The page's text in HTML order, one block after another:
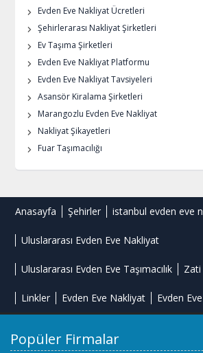
Evden Eve Nakliyat Ücretleri
Şehirlerarası Nakliyat Şirketleri
Ev Taşıma Şirketleri
Evden Eve Nakliyat Platformu
Evden Eve Nakliyat Tavsiyeleri
Asansör Kiralama Şirketleri
Marangozlu Evden Eve Nakliyat
Nakliyat Şikayetleri
Fuar Taşımacılığı
Anasayfa Şehirler istanbul evden eve
Uluslararası Evden Eve Nakliyat
Uluslararası Evden Eve Taşımacılık Zati
Linkler Evden Eve Nakliyat Evden Eve
Popüler Firmalar